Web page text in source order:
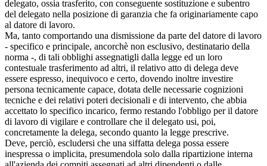
delegato, ossia trasferito, con conseguente sostituzione e subentro
del delegato nella posizione di garanzia che fa originariamente capo
al datore di lavoro.
Ma, tanto comportando una dismissione da parte del datore di lavoro
- specifico e principale, ancorchè non esclusivo, destinatario della
norma -, di tali obblighi assegnatigli dalla legge ed un loro
contestuale trasferimento ad altri, il relativo atto di delega deve
essere espresso, inequivoco e certo, dovendo inoltre investire
persona tecnicamente capace, dotata delle necessarie cognizioni
tecniche e dei relativi poteri decisionali e di intervento, che abbia
accettato lo specifico incarico, fermo restando l'obbligo per il datore
di lavoro di vigilare e controllare che il delegato usi, poi,
concretamente la delega, secondo quanto la legge prescrive.
Deve, perciò, escludersi che una siffatta delega possa essere
inespressa o implicita, presumendola solo dalla ripartizione interna